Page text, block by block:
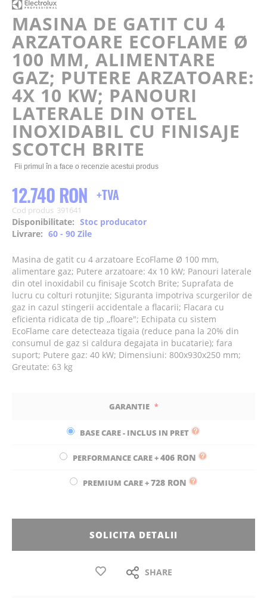
beginning
of
the
images
gallery
MASINA DE GATIT CU 4
ARZATOARE ECOFLAME Ø
100 MM, ALIMENTARE
GAZ; PUTERE ARZATOARE:
4X 10 KW; PANOURI
LATERALE DIN OTEL
INOXIDABIL CU FINISAJE
SCOTCH BRITE
Fii primul în a face o recenzie acestui produs
12.740 RON
Cod produs 391641
Disponibilitate: Stoc producator
Livrare: 60 - 90 Zile
Masina de gatit cu 4 arzatoare EcoFlame Ø 100 mm,
alimentare gaz; Putere arzatoare: 4x 10 kW; Panouri laterale
din otel inoxidabil cu finisaje Scotch Brite; Suprafata de
lucru cu colturi rotunjite; Siguranta impotriva scurgerilor de
gaz in cazul stingerii accidentale a flacarii; Flacara cu
eficienta ridicata de tip ,,floare"; Echipata cu sistem
EcoFlame care detecteaza tigaia (reduce pana la 20% din
consumul de gaz si caldura degajata in bucatarie); fara
suport; Putere gaz: 40 kW; Dimensiuni: 800x930x250 mm;
Greutate: 63 kg
GARANTIE
BASE CARE - INCLUS IN PRET
PERFORMANCE CARE+406 RON
PREMIUM CARE+728 RON
SOLICITA DETALII
SHARE